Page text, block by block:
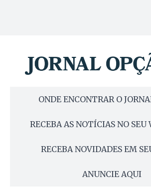
ONDE ENCONTRAR O
RECEBA AS NOTÍCIAS NO SEU
RECEBA NOVIDADES EM
ANUNCIE AQUI